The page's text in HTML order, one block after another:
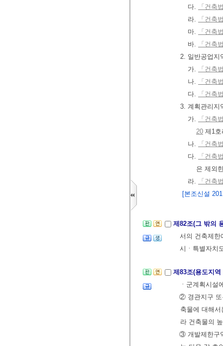
다.
「건축
라.
「건축
마.
「건축
바.
「건축
2. 일반공업지
가.
「건축
나.
「건축
다.
「건축
3. 계획관리지
가.
「건축
20 제1
나.
「건축
다.
「건축
은 제외
라.
「건축
[본조신설
제82조(그 밖의
서의 건축제한
시ㆍ특별자치
제83조(용도지
ㆍ군계획시설
② 경관지구 또
축물에 대해
라 건축물의
③ 개발제한구